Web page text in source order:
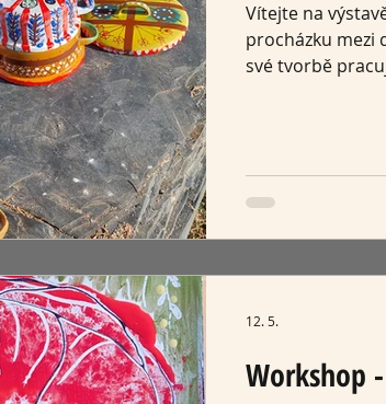
Vítejte na
procházku mezi
své tvorbě
Tentokrát
prostoru
Workshop
12. 5.